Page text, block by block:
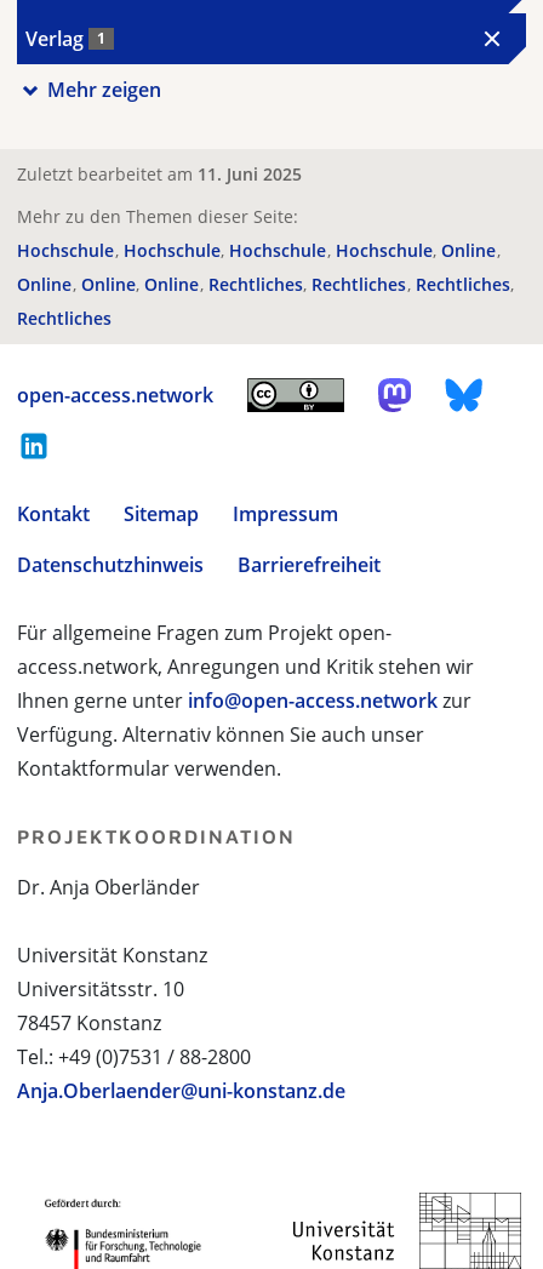
Verlag 1
Mehr zeigen
Zuletzt bearbeitet am 11. Juni 2025
Mehr zu den Themen dieser Seite:
Hochschule Hochschule Hochschule Hochschule Online
Online Online Online Rechtliches Rechtliches Rechtliches
Rechtliches
open-access.network
Kontakt Sitemap
Impressum
Datenschutzhinweis
Barrierefreiheit
Für allgemeine Fragen zum Projekt open-
access.network, Anregungen und Kritik stehen wir
Ihnen gerne unter info@open-access.networkzur
Verfügung. Alternativ können Sie auch unser
Kontaktformular verwenden.
PROJEKTKOORDINATION
Dr. Anja Oberländer
Universität Konstanz
Universitätsstr. 10
78457 Konstanz
Tel.: +49 (0)7531 / 88-2800
Anja.Oberlaender@uni-konstanz.de